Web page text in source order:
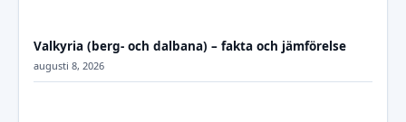
Valkyria (berg- och dalbana) – fakta och jämförelse
augusti 8, 2026